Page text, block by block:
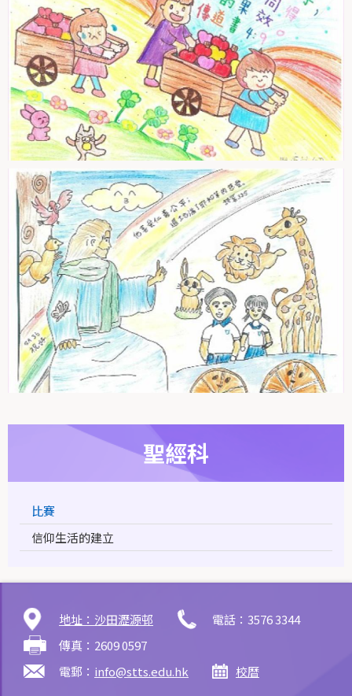
聖經科
比賽
信仰生活的建立
地址：沙田瀝源邨
電話：3576 3344
傳真：2609 0597
電郵： info@stts.edu.hk 校曆